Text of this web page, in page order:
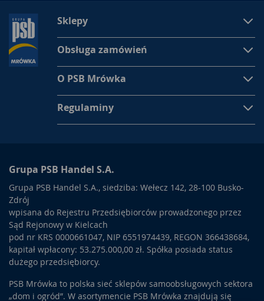
Sklepy
Obsługa zamówień
O PSB Mrówka
Regulaminy
Grupa PSB Handel S.A.
Grupa PSB Handel S.A., siedziba: Wełecz 142, 28-100 Busko-
Zdrój
wpisana do Rejestru Przedsiębiorców prowadzonego przez
Sąd Rejonowy w Kielcach
pod nr KRS 0000661047, NIP 6551974439, REGON 366438684,
kapitał wpłacony: 53.275.000,00 zł. Spółka posiada status
dużego przedsiębiorcy.
PSB Mrówka to polska sieć sklepów samoobsługowych sektora
„dom i ogród”. W asortymencie PSB Mrówka znajdują się